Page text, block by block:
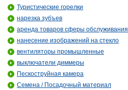
Туристические горелки
нарезка зубъев
аренда товаров сферы обслуживания
нанесение изображений на стекло
вентиляторы промышленные
выключатели диммеры
Пескоструйная камера
Семена / Посадочный материал